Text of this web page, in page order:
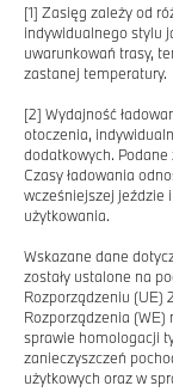
[1] Zasięg zależy od
indywidualnego stylu
uwarunkowań trasy,
zastanej temperatury.
[2] Wydajność
otoczenia,
dodatkowych. Podane
Czasy ładowania
wcześniejszej jeździe
użytkowania.
Wskazane dane
zostały ustalone na
Rozporządzeniu (UE)
Rozporządzenia
sprawie homologacji
zanieczyszczeń
użytkowych oraz w